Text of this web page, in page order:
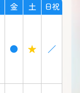
金 土 日祝
● ★ ／